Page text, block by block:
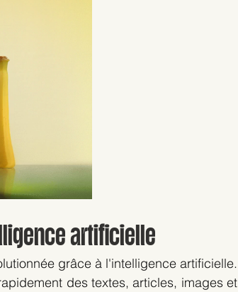
artificielle
grâce à l'intelligence artificielle.
des textes, articles, images et